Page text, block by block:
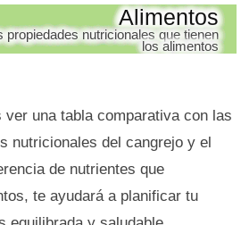
Alimentos
nutricionales que tienen
los alimentos
ver una tabla comparativa con las
nutricionales del cangrejo y el
de nutrientes que
te ayudará a planificar tu